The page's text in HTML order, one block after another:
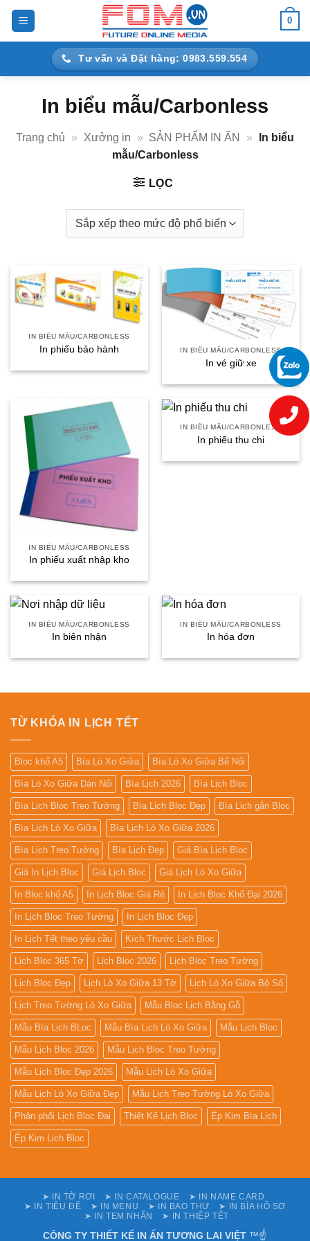
Bỏ
nội
0
Tư vấn và Đặt hàng: 0983.559.554
In biểu mẫu/Carbonless
Trang chủ » Xưởng in » SẢN PHẨM IN ẤN »
In biểu
mẫu/Carbonless
LỌC
IN BIỂU MẪU/CARBONLESS
In phiếu bảo hành IN BIỂU MẪU/CARBONLESS
In vé giữ xe
IN BIỂU MẪU/CARBONLESS
In phiếu xuất nhập kho
IN BIỂU MẪU/CARBONLESS
In phiếu thu chi
IN BIỂU MẪU/CARBONLESS
In biên nhận
IN BIỂU MẪU/CARBONLESS
In hóa đơn
TỪ KHÓA IN LỊCH TẾT
Bloc khổ A5 Bìa Lò Xo Giữa Bìa Lò Xo Giữa Bế Nổi
Bìa Lò Xo Giữa Dán Nổi Bìa Lịch 2026 Bìa Lịch Bloc
Bìa Lịch Bloc Treo Tường Bìa Lịch Bloc Đẹp Bìa Lịch gắn Bloc
Bìa Lịch Lò Xo Giữa Bìa Lịch Lò Xo Giữa 2026
Bìa Lịch Treo Tường Bìa Lịch Đẹp Giá Bìa Lịch Bloc
Giá In Lịch Bloc Giá Lịch Bloc Giá Lịch Lò Xo Giữa
In Bloc khổ A5 In Lịch Bloc Giá Rẻ In Lịch Bloc Khổ Đại 2026
In Lịch Bloc Treo Tường In Lịch Bloc Đẹp
In Lịch Tết theo yêu cầu Kích Thước Lịch Bloc
Lịch Bloc 365 Tờ Lịch Bloc 2026 Lịch Bloc Treo Tường
Lịch Bloc Đẹp Lịch Lò Xo Giữa 13 Tờ Lịch Lò Xo Giữa Bộ Số
Lịch Treo Tường Lò Xo Giữa Mẫu Bloc Lịch Bằng Gỗ
Mẫu Bìa Lịch BLoc Mẫu Bìa Lịch Lò Xo Giữa Mẫu Lịch Bloc
Mẫu Lịch Bloc 2026 Mẫu Lịch Bloc Treo Tường
Mẫu Lịch Bloc Đẹp 2026 Mẫu Lịch Lò Xo Giữa
Mẫu Lịch Lò Xo Giữa Đẹp Mẫu Lịch Treo Tường Lò Xo Giữa
Phân phối Lịch Bloc Đại Thiết Kế Lịch Bloc Ép Kim Bìa Lịch
Ép Kim Lịch Bloc
➤ IN TỜ RƠI ➤ IN CATALOGUE
➤ IN NAME CARD
➤ IN TIÊU ĐỀ
➤ IN MENU ➤ IN BAO THƯ
➤ IN BÌA HỒ SƠ
➤ IN TEM NHÃN
➤ IN THIỆP TẾT
CÔNG TY THIẾT KẾ IN ẤN TƯƠNG LAI VIỆT ™☝️